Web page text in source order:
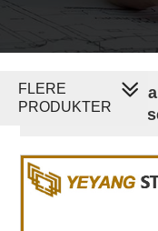
Zero Silica
køkken og
FLERE
PRODUKTER